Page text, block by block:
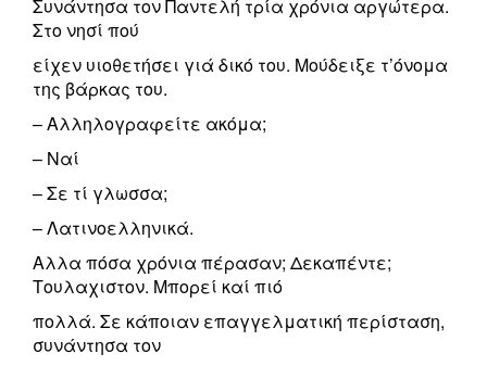
Συνάντησα τον Παντελή τρία χρόνια αργώτερα.
Στο νησί πού
είχεν υιοθετήσει γιά δικό του. Μούδειξε τ’όνομα
της βάρκας του.
– Αλληλογραφείτε ακόμα;
– Ναί
– Σε τί γλωσσα;
– Λατινοελληνικά.
Αλλα πόσα χρόνια πέρασαν; Δεκαπέντε;
Τουλαχιστον. Μπορεί καί πιό
πολλά. Σε κάποιαν επαγγελματική περίσταση,
συνάντησα τον